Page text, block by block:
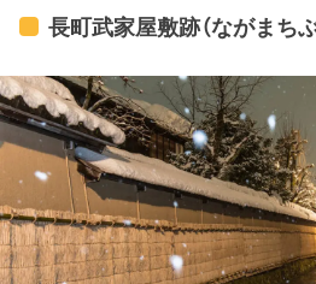
長町武家屋敷跡（ながまち